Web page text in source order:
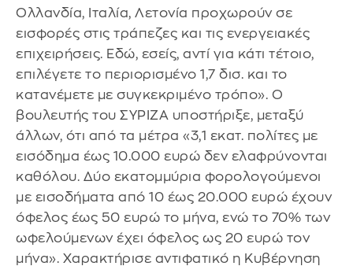
Ολλανδία, Ιταλία, Λετονία προχωρούν σε
εισφορές στις τράπεζες και τις ενεργειακές
επιχειρήσεις. Εδώ, εσείς, αντί για κάτι τέτοιο,
επιλέγετε το περιορισμένο 1,7 δισ. και το
κατανέμετε με συγκεκριμένο τρόπο». Ο
βουλευτής του ΣΥΡΙΖΑ υποστήριξε, μεταξύ
άλλων, ότι από τα μέτρα «3,1 εκατ. πολίτες με
εισόδημα έως 10.000 ευρώ δεν ελαφρύνονται
καθόλου. Δύο εκατομμύρια φορολογούμενοι
με εισοδήματα από 10 έως 20.000 ευρώ έχουν
όφελος έως 50 ευρώ το μήνα, ενώ το 70% των
ωφελούμενων έχει όφελος ως 20 ευρώ τον
μήνα». Χαρακτήρισε αντιφατικό η Κυβέρνηση